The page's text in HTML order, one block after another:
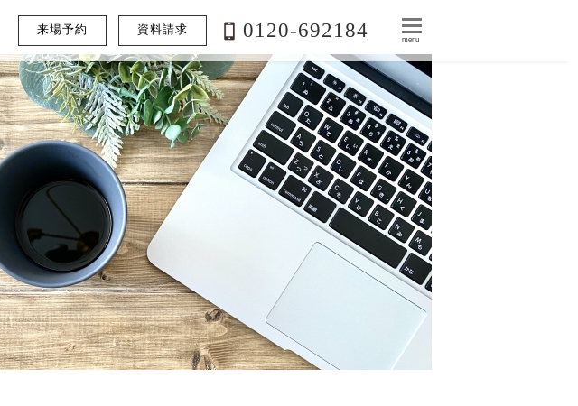
来場予約 資料請求 0120-692184 menu